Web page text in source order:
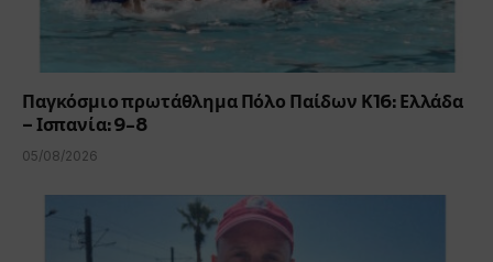
Παγκόσμιο πρωτάθλημα Πόλο Παίδων Κ16: Ελλάδα
– Ισπανία: 9-8
05/08/2026